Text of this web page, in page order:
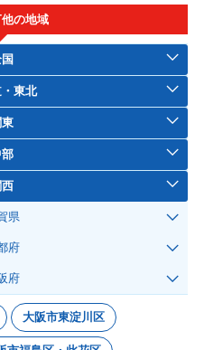
の地域
東北
東
西
県
府
府
大阪市東淀川区